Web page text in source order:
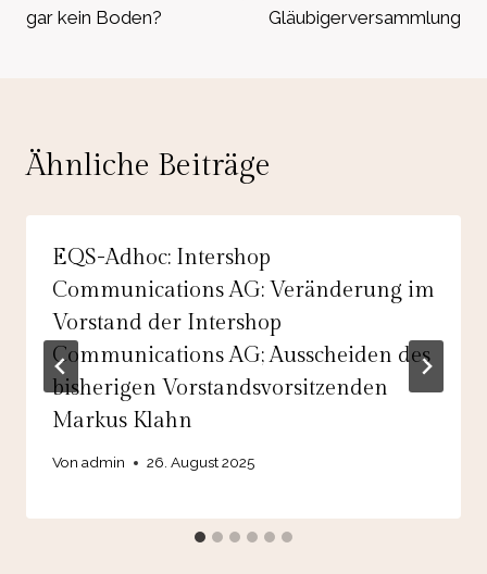
gar kein Boden?
Gläubigerversammlung
Ähnliche Beiträge
EQS-Adhoc: Intershop
Communications AG: Veränderung im
Vorstand der Intershop
Communications AG; Ausscheiden des
bisherigen Vorstandsvorsitzenden
Markus Klahn
Von admin 26. August 2025